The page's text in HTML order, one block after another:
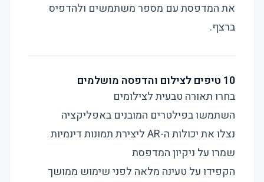
את המדפסת עם מספר משתמשים ולהדפיס
ברצף.
10 טיפים לצילום והדפסה מושלמים
בחרו תאורה טבעית לצילומים
השתמשו בפילטרים המובנים באפליקציה
נצלו את יכולות ה-AR ליצירת תמונות דינמיות
שמרו על ניקיון המדפסת
הקפידו על טעינה מלאה לפני שימוש ממושך